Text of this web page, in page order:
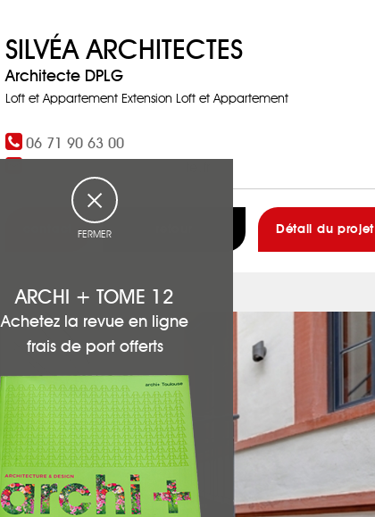
SILVÉA ARCHITECTES
Architecte DPLG
Loft et Appartement Extension Loft et Appartement
06 71 90 63 00
Détail du projet
FERMER
ARCHI + TOME 12
Achetez la revue en ligne
frais de port offerts